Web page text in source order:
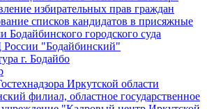
избирательных прав граждан
списков кандидатов в присяжные
Бодайбинского городского суда
"Бодайбинский"
г. Бодайбо
Иркутской области
филиал, областное государственное